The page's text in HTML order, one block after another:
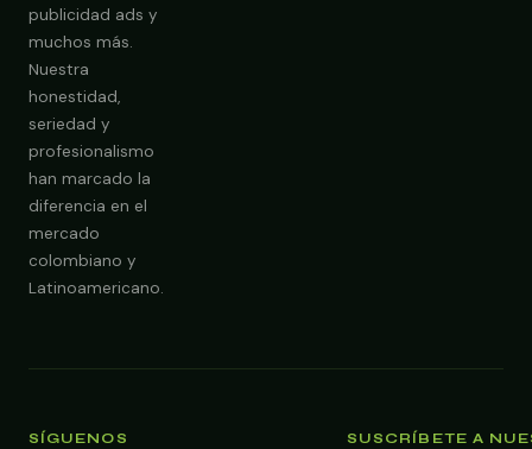
publicidad ads y
muchos más.
Nuestra
honestidad,
seriedad y
profesionalismo
han marcado la
diferencia en el
mercado
colombiano y
Latinoamericano.
SÍGUENOS SUSCRÍBETE A